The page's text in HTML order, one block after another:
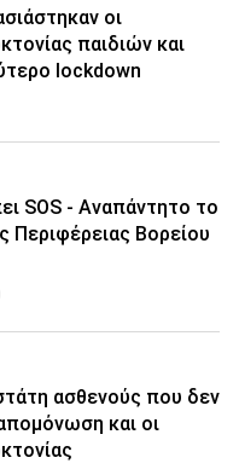
οι
παιδιών και
lockdown
SOS - Αναπάντητο το
Περιφέρειας Βορείου
ασθενούς που δεν
και οι